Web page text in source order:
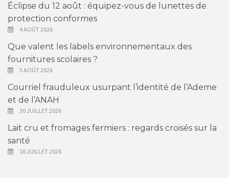
Éclipse du 12 août : équipez-vous de lunettes de
protection conformes
4 AOÛT 2026
Que valent les labels environnementaux des
fournitures scolaires ?
3 AOÛT 2026
Courriel frauduleux usurpant l’identité de l’Ademe
et de l’ANAH
30 JUILLET 2026
Lait cru et fromages fermiers : regards croisés sur la
santé
16 JUILLET 2026